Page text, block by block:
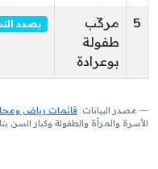
5
مركّب
طفولة
بوعرادة
بصدد
مصدر البيانات: قائمات رياض
الأسرة والمرأة والطفولة وكبار السن بتاريخ 2026/08/07 على